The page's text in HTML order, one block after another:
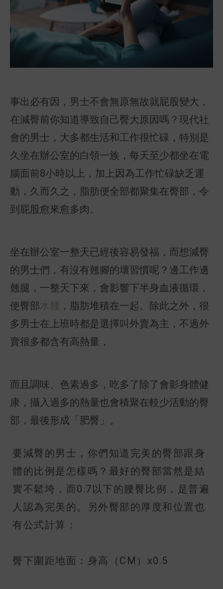
事出必有因，男士不會無原無故就屁股變大，
在減臀前你知道導致自己臀大原因嗎？現代社
會的男士，大多都生活和工作很忙碌，特別是
久坐在辦公室的白領一族，每天至少都坐在電
腦面前8小時以上，加上因為工作忙碌缺乏運
動，久而久之，脂肪便全部都聚集在臀部，令
到屁股愈來愈多肉。
坐在辦公室一整天已經後容易發福，而想減臀
的男士們，有沒有翹腳的壞習慣呢？邊工作邊
翹腿，一整天下來，會影響下半身血液循環，
使臀部水腫 ，脂肪堆積在一起。除此之外，很
多男士在上班時都是選擇叫外賣為主，不過外
賣很多都含有高熱量，
而且調味、色素過多，吃多了除了會影身體健
康，攝入過多的熱量也會積聚在較少活動的臀
部，最後形成「肥臀」。
要減臀的男士，你們知道完美的臀部跟身
體的比例是怎樣嗎？最好的臀部當然是結
實不鬆垮，而0.7以下的腰臀比例，是普遍
人認為完美的。另外臀部的厚度和位置也
有公式計算：
臀下圍距地面：身高（CM）x0.5